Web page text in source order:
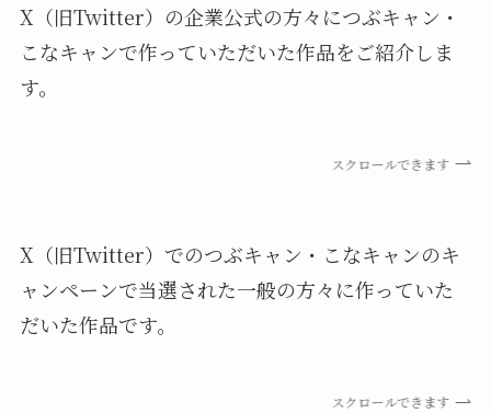
X（旧Twitter）の企業公式の方々につぶキャン・
こなキャンで作っていただいた作品をご紹介しま
す。
スクロールできます
X（旧Twitter）でのつぶキャン・こなキャンのキ
ャンペーンで当選された一般の方々に作っていた
だいた作品です。
スクロールできます